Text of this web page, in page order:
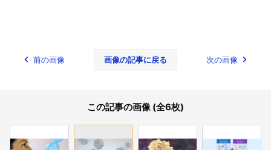
前の画像 画像の記事に戻る 次の画像
この記事の画像 (全6枚)